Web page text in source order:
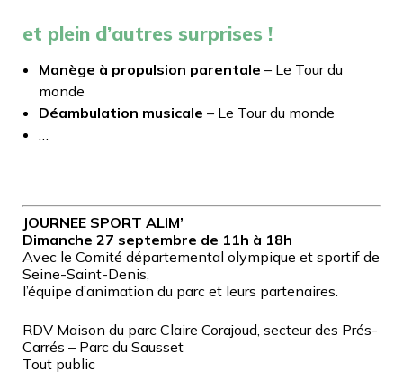
et plein d’autres surprises !
Manège à propulsion parentale – Le Tour du
monde
Déambulation musicale – Le Tour du monde
JOURNEE SPORT ALIM’
Dimanche 27 septembre de 11h à 18h
Avec le Comité départemental olympique et sportif de
Seine-Saint-Denis,
l’équipe d’animation du parc et leurs partenaires.
RDV Maison du parc Claire Corajoud, secteur des Prés-
Carrés – Parc du Sausset
Tout public